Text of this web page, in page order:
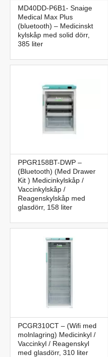
MD40DD-P6B1- Snaige
Medical Max Plus
(bluetooth) – Medicinskt
kylskåp med solid dörr,
385 liter
PPGR158BT-DWP –
(Bluetooth) (Med Drawer
Kit ) Medicinkylskåp /
Vaccinkylskåp /
Reagenskylskåp med
glasdörr, 158 liter
PCGR310CT – (Wifi med
molnlagring) Medicinkyl /
Vaccinkyl / Reagenskyl
med glasdörr, 310 liter